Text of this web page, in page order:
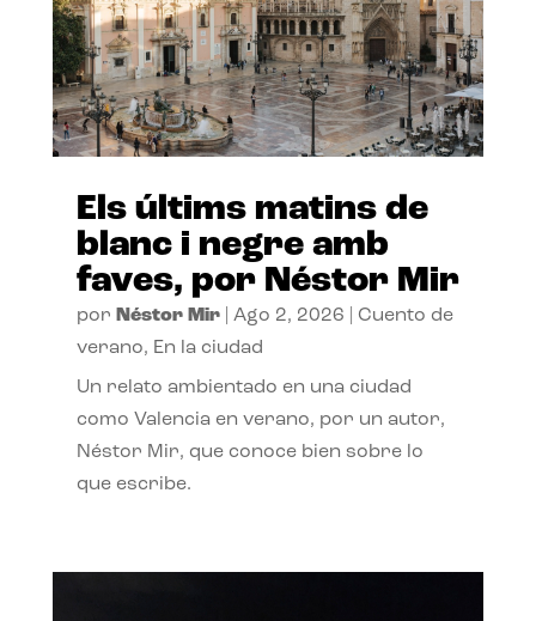
Els últims matins de
blanc i negre amb
faves, por Néstor Mir
por Néstor Mir| Ago 2, 2026
Cuento de
verano, En la ciudad
Un relato ambientado en una ciudad
como Valencia en verano, por un autor,
Néstor Mir, que conoce bien sobre lo
que escribe.